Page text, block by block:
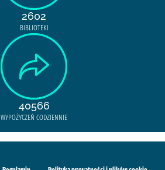
2602
BIBLIOTEKI
40566
WYPOŻYCZEŃ CODZIENNIE